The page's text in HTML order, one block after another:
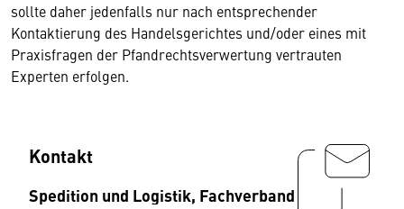
sollte daher jedenfalls nur nach entsprechender
Kontaktierung des Handelsgerichtes und/oder eines mit
Praxisfragen der Pfandrechtsverwertung vertrauten
Experten erfolgen.
Kontakt
Spedition und Logistik, Fachverband